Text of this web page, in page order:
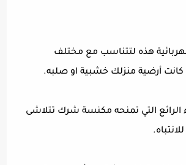
هذه لتتناسب مع مختلف
كانت أرضية منزلك خشبية او صلبه.
الرائع التي تمنحه مكنسة شرك تتلاشى